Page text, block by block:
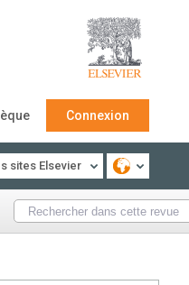
Connexion
sites Elsevier